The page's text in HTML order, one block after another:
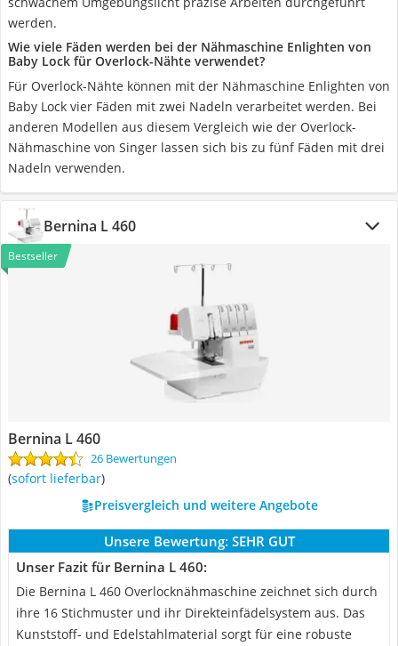
werden.
Wie viele Fäden werden bei der Nähmaschine Enlighten von
Baby Lock für Overlock-Nähte verwendet?
Für Overlock-Nähte können mit der Nähmaschine Enlighten von
Baby Lock vier Fäden mit zwei Nadeln verarbeitet werden. Bei
anderen Modellen aus diesem Vergleich wie der Overlock-
Nähmaschine von Singer lassen sich bis zu fünf Fäden mit drei
Nadeln verwenden.
Bernina L 460
Bestseller
Bernina L 460
26 Bewertungen
( sofort lieferbar)
Preisvergleich und weitere Angebote
Unsere Bewertung: SEHR GUT
Unser Fazit für Bernina L 460:
Die Bernina L 460 Overlocknähmaschine zeichnet sich durch
ihre 16 Stichmuster und ihr Direkteinfädelsystem aus. Das
Kunststoff- und Edelstahlmaterial sorgt für eine robuste